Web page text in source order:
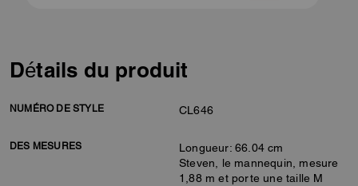
Détails du produit
NUMÉRO DE STYLE CL646
DES MESURES
Longueur: 66.04 cm
Steven, le mannequin, mesure
1,88 m et porte une taille M